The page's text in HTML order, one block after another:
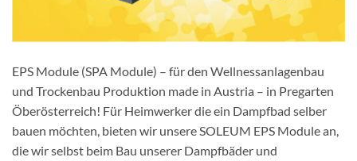
EPS Module (SPA Module) – für den Wellnessanlagenbau
und Trockenbau Produktion made in Austria – in Pregarten
Öberösterreich! Für Heimwerker die ein Dampfbad selber
bauen möchten, bieten wir unsere SOLEUM EPS Module an,
die wir selbst beim Bau unserer Dampfbäder und